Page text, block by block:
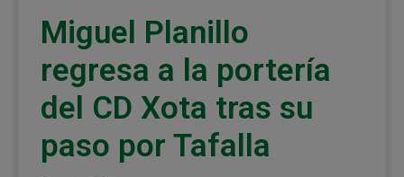
Miguel Planillo
regresa a la portería
del CD Xota tras su
paso por Tafalla